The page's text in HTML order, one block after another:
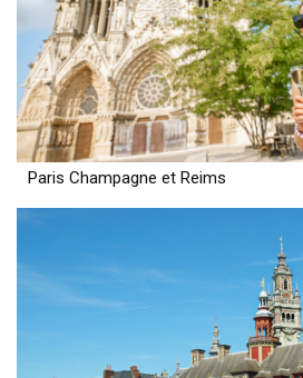
Paris Champagne et Reims